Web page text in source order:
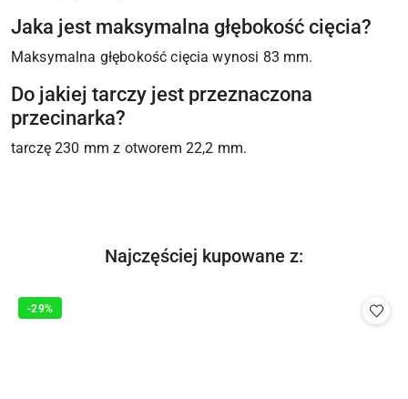
Jaka jest maksymalna głębokość cięcia?
Maksymalna głębokość cięcia wynosi 83 mm.
Do jakiej tarczy jest przeznaczona
przecinarka?
tarczę 230 mm z otworem 22,2 mm.
Pomiń karuzelę produktów
Produkty
Najczęściej kupowane z:
-29%